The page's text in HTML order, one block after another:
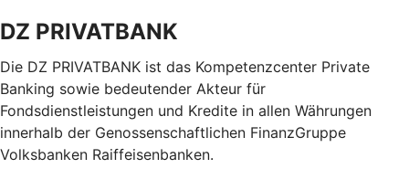
DZ PRIVATBANK
Die DZ PRIVATBANK ist das Kompetenzcenter Private
Banking sowie bedeutender Akteur für
Fondsdienstleistungen und Kredite in allen Währungen
innerhalb der Genossenschaftlichen FinanzGruppe
Volksbanken Raiffeisenbanken.